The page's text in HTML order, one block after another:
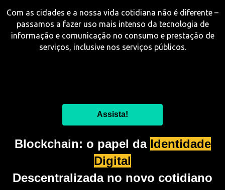
Com as cidades e a nossa vida cotidiana não é diferente –
passamos a fazer uso mais intenso da tecnologia de
informação e comunicação no consumo e prestação de
serviços, inclusive nos serviços públicos.
Assista!
Blockchain: o papel da Identidade
Digital
Descentralizada no novo cotidiano